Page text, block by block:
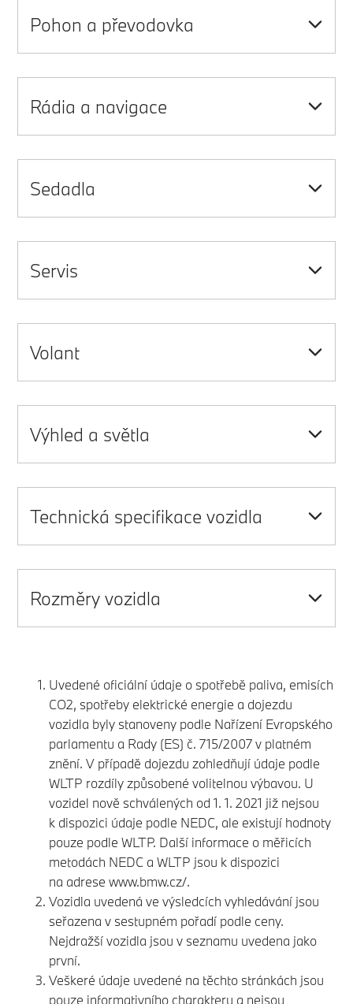
Pohon a převodovka
Rádia a navigace
Sedadla
Servis
Volant
Výhled a světla
Technická specifikace vozidla
Rozměry vozidla
Uvedené oficiální údaje o spotřebě paliva, emisích
CO2, spotřeby elektrické energie a dojezdu
vozidla byly stanoveny podle Nařízení Evropského
parlamentu a Rady (ES) č. 715/2007 v platném
znění. V případě dojezdu zohledňují údaje podle
WLTP rozdíly způsobené volitelnou výbavou. U
vozidel nově schválených od 1. 1. 2021 již nejsou
k dispozici údaje podle NEDC, ale existují hodnoty
pouze podle WLTP. Další informace o měřicích
metodách NEDC a WLTP jsou k dispozici
na adresewww.bmw.cz/.
Vozidla uvedená ve výsledcích vyhledávání jsou
seřazena v sestupném pořadí podle ceny.
Nejdražší vozidla jsou v seznamu uvedena jako
první.
Veškeré údaje uvedené na těchto stránkách jsou
pouze informativního charakteru a nejsou